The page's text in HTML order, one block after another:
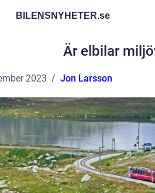
BILENSNYHETER.se
Är elbilar
2023 Jon Larsson